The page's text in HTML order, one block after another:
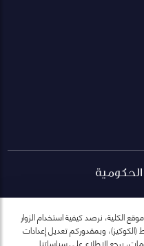
الحكومية
الكلية، نرصد كيفية استخدام الزوار
وبمقدوركم تعديل إعدادات